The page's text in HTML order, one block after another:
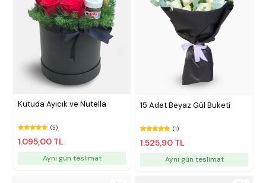
Kutuda Ayıcık ve Nutella
(3)
1.095,00 TL
Aynı gün teslimat
15 Adet Beyaz Gül Buketi
(1)
1.525,90 TL
Aynı gün teslimat